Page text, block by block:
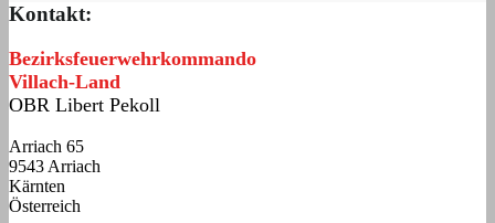
Kontakt:
Bezirksfeuerwehrkommando
Villach-Land
OBR Libert Pekoll
Arriach 65
9543 Arriach
Kärnten
Österreich